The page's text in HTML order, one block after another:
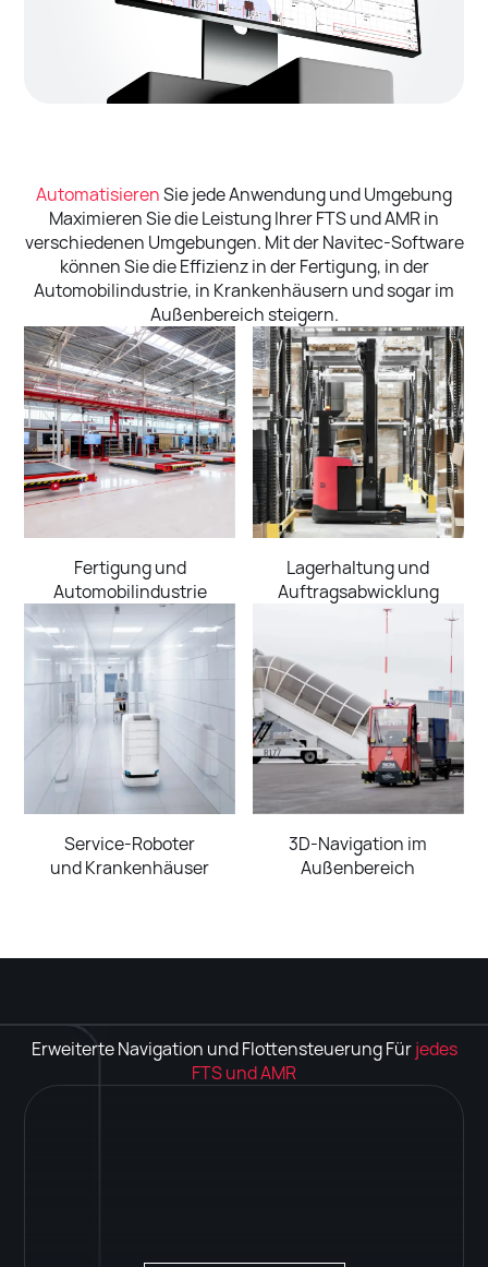
AutomatisierenSie jede Anwendung und Umgebung
Maximieren Sie die Leistung Ihrer FTS und AMR in
verschiedenen Umgebungen. Mit der Navitec-Software
können Sie die Effizienz in der Fertigung, in der
Automobilindustrie, in Krankenhäusern und sogar im
Außenbereich steigern.
Fertigung und
Automobilindustrie
Lagerhaltung und
Auftragsabwicklung
Service-Roboter
und Krankenhäuser
3D-Navigation im
Außenbereich
Erweiterte Navigation und Flottensteuerung Fürjedes
FTS und AMR